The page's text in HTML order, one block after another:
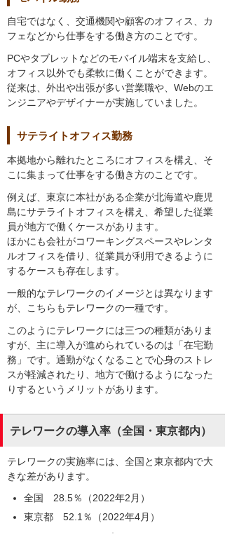
自宅ではなく、交通機関や顧客のオフィス、カ
フェなどから仕事をする働き方のことです。
PCやタブレットなどのモバイル端末を支給し、
オフィス以外でも柔軟に働くことができます。
従来は、外出や出張が多い営業職や、Webのエ
ンジニアやデザイナーが実施していました。
サテライトオフィス勤務
本拠地から離れたところにオフィスを構え、そ
こに集まって仕事をする働き方のことです。
例えば、東京に本社がある企業が北海道や鹿児
島にサテライトオフィスを構え、希望した従業
員が地方で働くケースがあります。
ほかにも会社がコワーキングスペースやレンタ
ルオフィスを借り、従業員が利用できるように
するケースも存在します。
一般的なテレワークのイメージとは異なります
が、こちらもテレワークの一種です。
このようにテレワークには三つの種類がありま
すが、主に導入が進められているのは「在宅勤
務」です。通勤がなくなることで心身のストレ
スが軽減されたり、地方で働けるようになった
りするというメリットがあります。
テレワークの導入率（全国・東京都内）
テレワークの実施率には、全国と東京都内で大
きな差があります。
全国 28.5％（2022年2月）
東京都 52.1％（2022年4月）